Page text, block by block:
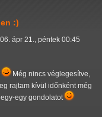
:)
ápr 21., péntek 00:45
Még nincs véglegesítve,
rajtam kívül időnként még
egy gondolatot